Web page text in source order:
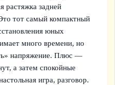
растяжка задней
тот самый компактный
юных
много времени, но
напряжение. Плюс —
а затем спокойные
игра, разговор.